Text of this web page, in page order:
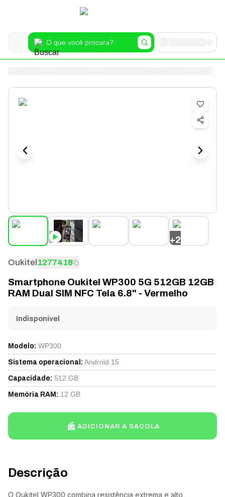
+2
Descrição
O Oukitel WP300 combina resistência extrema e alto
Oukitel1277418
Smartphone Oukitel WP300 5G 512GB 12GB
RAM Dual SIM NFC Tela 6.8" - Vermelho
Indisponível
Modelo: WP300
Sistema operacional : Android 15
Capacidade: 512 GB
Memória RAM : 12 GB
ADICIONAR A SACOLA